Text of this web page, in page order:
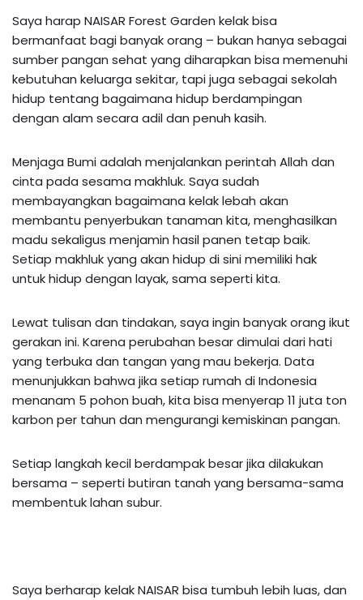
Saya harap NAISAR Forest Garden kelak bisa
bermanfaat bagi banyak orang – bukan hanya sebagai
sumber pangan sehat yang diharapkan bisa memenuhi
kebutuhan keluarga sekitar, tapi juga sebagai sekolah
hidup tentang bagaimana hidup berdampingan
dengan alam secara adil dan penuh kasih.
Menjaga Bumi adalah menjalankan perintah Allah dan
cinta pada sesama makhluk. Saya sudah
membayangkan bagaimana kelak lebah akan
membantu penyerbukan tanaman kita, menghasilkan
madu sekaligus menjamin hasil panen tetap baik.
Setiap makhluk yang akan hidup di sini memiliki hak
untuk hidup dengan layak, sama seperti kita.
Lewat tulisan dan tindakan, saya ingin banyak orang ikut
gerakan ini. Karena perubahan besar dimulai dari hati
yang terbuka dan tangan yang mau bekerja. Data
menunjukkan bahwa jika setiap rumah di Indonesia
menanam 5 pohon buah, kita bisa menyerap 11 juta ton
karbon per tahun dan mengurangi kemiskinan pangan.
Setiap langkah kecil berdampak besar jika dilakukan
bersama – seperti butiran tanah yang bersama-sama
membentuk lahan subur.
Saya berharap kelak NAISAR bisa tumbuh lebih luas, dan